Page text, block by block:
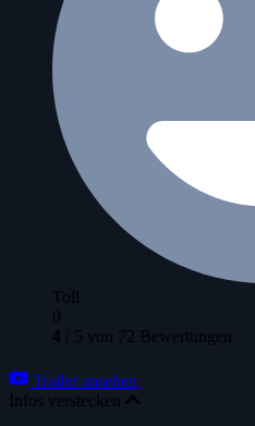
Toll
0
4 / 5 von 72 Bewertungen
Trailer ansehen
Infos verstecken